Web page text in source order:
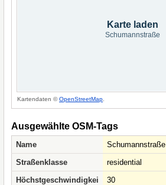
Karte laden
Schumannstraße
Kartendaten ©OpenStreetMap
Ausgewählte OSM-Tags
Name
Schumannstraße
Straßenklasse
residential
Höchstgeschwindigkei
30